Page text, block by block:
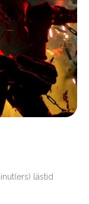
lästid